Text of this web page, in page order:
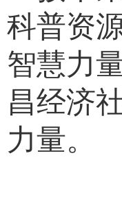
科普资
智慧力
昌经济
力量。